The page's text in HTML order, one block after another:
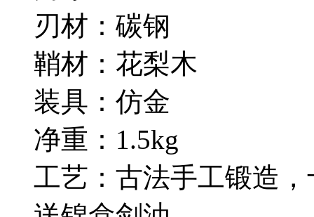
刃材：碳钢
鞘材：花梨木
装具：仿金
净重：1.5kg
工艺：古法手工锻造